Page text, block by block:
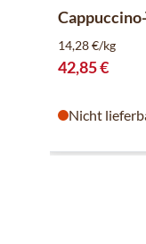
14,28 €/kg
42,85 €
Nicht